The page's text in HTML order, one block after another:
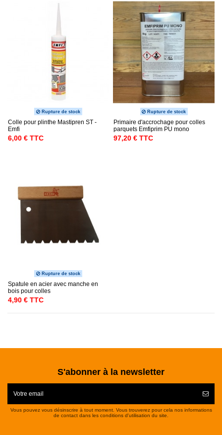
Rupture de stock
Colle pour plinthe Mastipren ST -
Emfi
6,00 € TTC
Rupture de stock
Primaire d'accrochage pour colles
parquets Emfiprim PU mono
97,20 € TTC
Rupture de stock
Spatule en acier avec manche en
bois pour colles
4,90 € TTC
S'abonner à la newsletter
Vous pouvez vous désinscrire à tout moment. Vous trouverez pour cela nos informations
de contact dans les conditions d'utilisation du site.